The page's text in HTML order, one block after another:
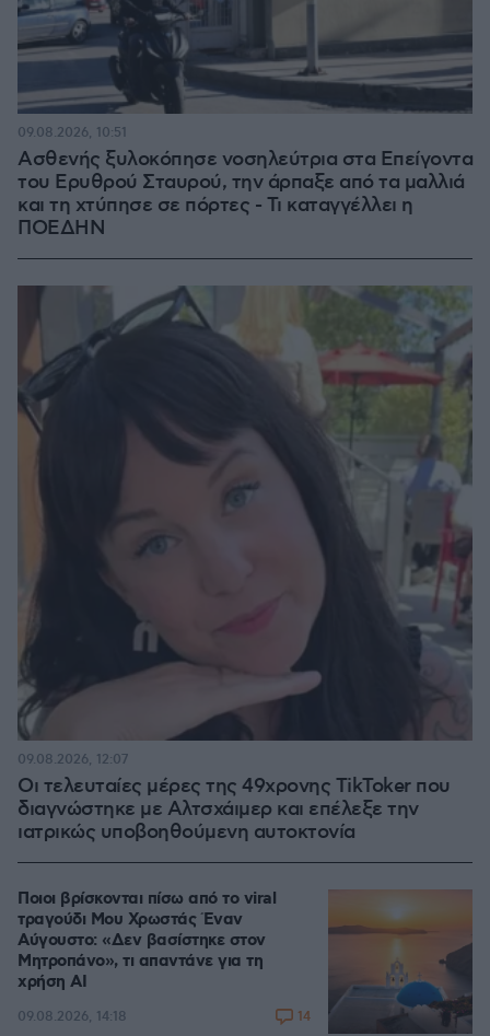
Ασθενής ξυλοκόπησε νοσηλεύτρια στα Επείγοντα
του Ερυθρού Σταυρού, την άρπαξε από τα μαλλιά
και τη χτύπησε σε πόρτες - Τι καταγγέλλει η
ΠΟΕΔΗΝ
09.08.2026, 10:51
Οι τελευταίες μέρες της 49χρονης TikToker που
διαγνώστηκε με Αλτσχάιμερ και επέλεξε την
ιατρικώς υποβοηθούμενη αυτοκτονία
09.08.2026, 12:07
Ποιοι βρίσκονται πίσω από το viral
τραγούδι Μου Χρωστάς Έναν
Αύγουστο: «Δεν βασίστηκε στον
Μητροπάνο», τι απαντάνε για τη
χρήση AI
09.08.2026, 14:18 14